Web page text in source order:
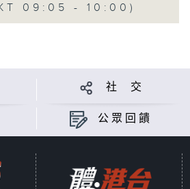
09:05 - 10:00)
社 交
公眾回饋